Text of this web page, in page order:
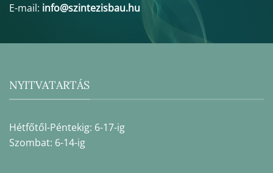
E-mail: info@szintezisbau.hu
NYITVATARTÁS
Hétfőtől-Péntekig: 6-17-ig
Szombat: 6-14-ig